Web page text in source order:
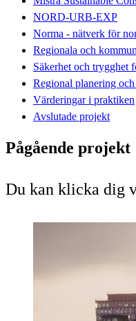
NORD-URB-EXP
Norma - nätverk för
Regionala och
Säkerhet och trygghet
Regional planering
Värderingar i praktiken
Avslutade projekt
Pågående projekt
Du kan klicka dig